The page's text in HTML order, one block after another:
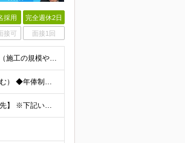
採用 完全週休2日
接可 面接1回
【業界未経験歓迎！20代～40代活躍中】 ◆何かしらの施工管理経験をお持ちの方（施工の規模や年数は不問） ※工務店での経験も大歓迎です！ ※学歴不問 ～このような方にオススメです～ ・ゼロベースで空
＜年棒800万円可能＞ ◆月額：357,142円～571,428円（14分割）（一律手当を含む） ◆年俸制：500万円～800万円 ※年俸額の1/14を毎月支給（残りの2/14は6・12月に賞与支給
＜転勤なし◆直行直帰OK◆家庭の都合等によるリモートワークも相談可＞ 【勤務先】 ※下記いずれかの配属となります ※希望する勤務地への配属いたします ■本社 東京都港区南青山2-12-14 ユニマ